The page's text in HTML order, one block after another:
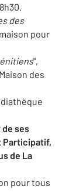
des
pour
",
des
de ses
Participatif,
de La
pour tous